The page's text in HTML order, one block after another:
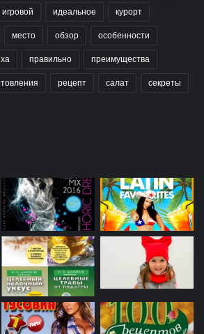
игровой идеальное курорт
место обзор особенности
правильно преимущества
рецепт салат секреты